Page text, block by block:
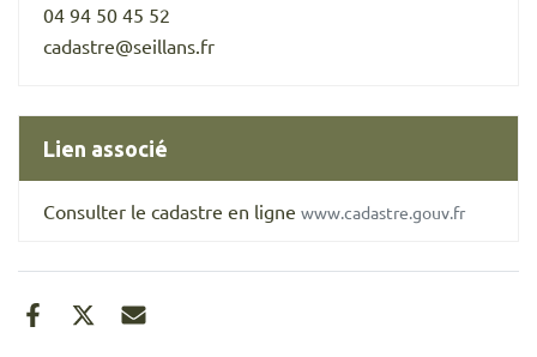
04 94 50 45 52
cadastre@seillans.fr
Lien associé
Consulter le cadastre en ligne www.cadastre.gouv.fr